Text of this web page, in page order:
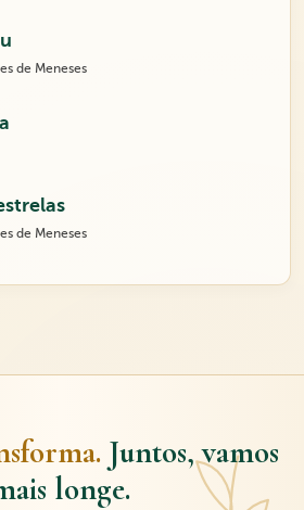
de Meneses
de Meneses
Juntos, vamos
longe.